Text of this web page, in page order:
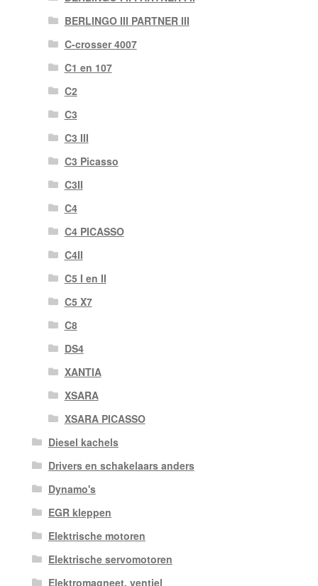
BERLINGO III PARTNER III
C-crosser 4007
C1 en 107
C2
C3
C3 III
C3 Picasso
C3II
C4
C4 PICASSO
C4II
C5 I en II
C5 X7
C8
DS4
XANTIA
XSARA
XSARA PICASSO
Diesel kachels
Drivers en schakelaars anders
Dynamo's
EGR kleppen
Elektrische motoren
Elektrische servomotoren
Elektromagneet. ventiel